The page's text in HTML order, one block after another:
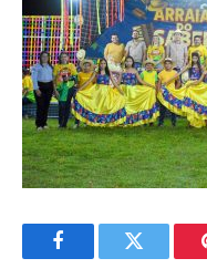
FacebookTwitter